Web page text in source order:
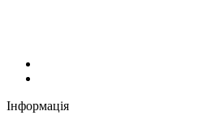
Інформація